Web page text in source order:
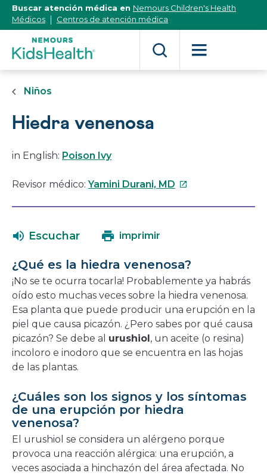
[Skip
Content]
Buscar atención médica en Nemours Children's Health
Médicos
Centros de atención médica
Niños
Hiedra venenosa
in English: Poison Ivy
Revisor médico:Yamini Durani, MD Este
nueva
ventana
Escuchar imprimir
¿Qué es la hiedra venenosa?
¡No se te ocurra tocarla! Probablemente ya habrás
oído esto muchas veces sobre la hiedra venenosa.
Esa planta que puede producir una erupción en la
piel que causa picazón. ¿Pero sabes por qué causa
picazón? Se debe al urushiol , un aceite (o resina)
incoloro e inodoro que se encuentra en las hojas
de las plantas.
¿Cuáles son los signos y los síntomas
de una erupción por hiedra
venenosa?
El urushiol se considera un alérgeno porque
provoca una reacción alérgica: una erupción, a
veces asociada a hinchazón del área afectada. No